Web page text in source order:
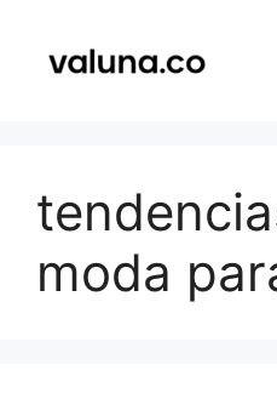
contenido
moda